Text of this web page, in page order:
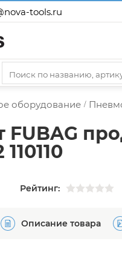
tools.ru
оборудование /
FUBAG
Рейтинг:
Описание товара